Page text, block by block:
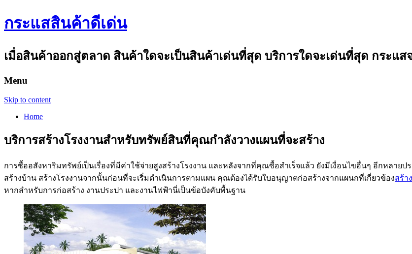
กระแสสินค้าดีเด่น
เมื่อสินค้าออกสู่ตลาด สินค้าใดจะเป็นสินค้าเด่นที่สุด บริการใดจะเด่นที่สุด กระแส
Menu
Skip to content
Home
บริการสร้างโรงงานสำหรับทรัพย์สินที่คุณกำลังวางแผนที่จะสร้าง
การซื้ออสังหาริมทรัพย์เป็นเรื่องที่มีค่าใช้จ่ายสูงสร้างโรงงาน และหลังจากที่คุณซื้อสำเร็จแล้ว ยังมีเงื่อนไขอื่นๆ อีกหล
สร้างบ้าน สร้างโรงงานจากนั้นก่อนที่จะเริ่มดำเนินการตามแผน คุณต้องได้รับใบอนุญาตก่อสร้างจากแผนกที่เกี่ยวข้องสร้า
หากสำหรับการก่อสร้าง งานประปา และงานไฟฟ้านี่เป็นข้อบังคับพื้นฐาน